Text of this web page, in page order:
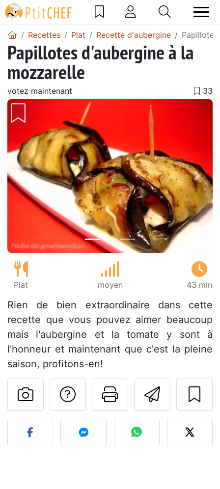
Recettes Plat Recette d'aubergine
Papillotes d'aubergine à la
mozzarelle
votez maintenant
Précédent
Plat moyen 43 min
Rien de bien extraordinaire dans cette
recette que vous pouvez aimer beaucoup
mais l'aubergine et la tomate y sont à
l'honneur et maintenant que c'est la pleine
saison, profitons-en!
Imprimer
Poser une
Publier votre photo de